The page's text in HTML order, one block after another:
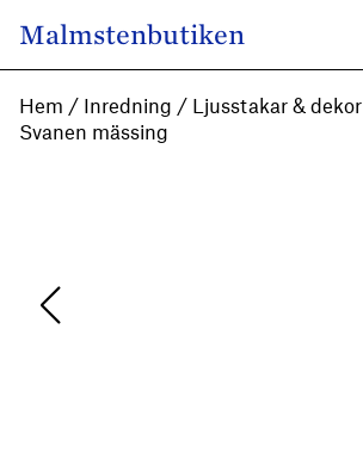
Main Navigation
Malmstenbutiken
Hem / Inredning / Ljusstakar & dekor
Svanen mässing